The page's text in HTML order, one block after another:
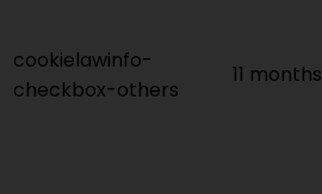
cookielawinfo-
checkbox-others
11 months